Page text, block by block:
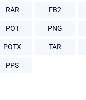
RAR FB2
POT PNG
POTX TAR
PPS